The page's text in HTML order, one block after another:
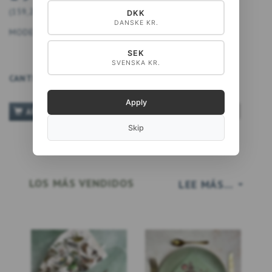
MODELO: 5711612038255
CANTIDAD
AÑADIR A LA CESTA TILFØJ TIL ØNSKESKYEN
LEE MÁS...
LOS MÁS VENDIDOS
DKK
DANSKE KR.
SEK
SVENSKA KR.
Apply
Skip